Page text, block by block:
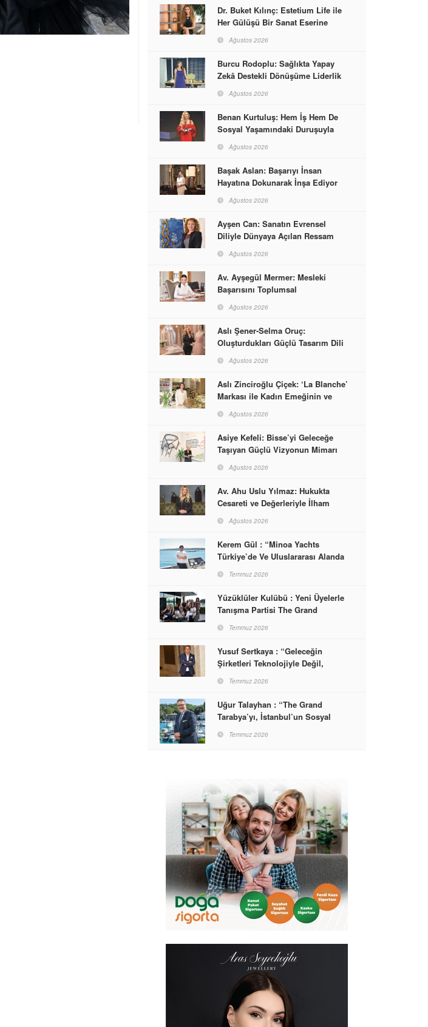
Dr. Buket Kılınç: Estetium Life ile
Her Gülüşü Bir Sanat Eserine
Ağustos 2026
Burcu Rodoplu: Sağlıkta Yapay
Zekâ Destekli Dönüşüme Liderlik
Ağustos 2026
Benan Kurtuluş: Hem İş Hem De
Sosyal Yaşamındaki Duruşuyla
Ağustos 2026
Başak Aslan: Başarıyı İnsan
Hayatına Dokunarak İnşa Ediyor
Ağustos 2026
Ayşen Can: Sanatın Evrensel
Diliyle Dünyaya Açılan Ressam
Ağustos 2026
Av. Ayşegül Mermer: Mesleki
Başarısını Toplumsal
Ağustos 2026
Aslı Şener-Selma Oruç:
Oluşturdukları Güçlü Tasarım Dili
Dünyasına İmzalarını Attılar
Ağustos 2026
Aslı Zinciroğlu Çiçek: ‘La Blanche’
Markası ile Kadın Emeğinin ve
Başarabileceğinin En Güzel
Örneğini Sunuyor
Ağustos 2026
Asiye Kefeli: Bisse’yi Geleceğe
Taşıyan Güçlü Vizyonun Mimarı
Ağustos 2026
Av. Ahu Uslu Yılmaz: Hukukta
Cesareti ve Değerleriyle İlham
Ağustos 2026
Kerem Gül : “Minoa Yachts
Türkiye’de Ve Uluslararası Alanda
Markası Olacak”
Temmuz 2026
Yüzüklüler Kulübü : Yeni Üyelerle
Tanışma Partisi The Grand
Temmuz 2026
Yusuf Sertkaya : “Geleceğin
Şirketleri Teknolojiyle Değil,
Temmuz 2026
Uğur Talayhan : “The Grand
Tarabya’yı, İstanbul’un Sosyal
Destinasyon Haline Getirmeyi
Temmuz 2026